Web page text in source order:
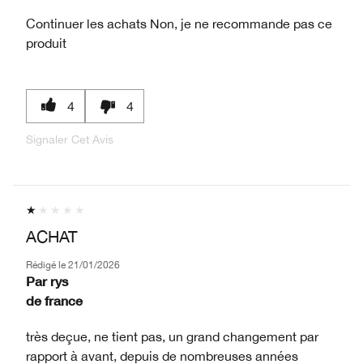
Continuer les achats Non, je ne recommande pas ce
produit
4 4
Signaler Cet Avis
ACHAT
Rédigé le 21/01/2026
Par rys
de france
très deçue, ne tient pas, un grand changement par
rapport à avant, depuis de nombreuses années